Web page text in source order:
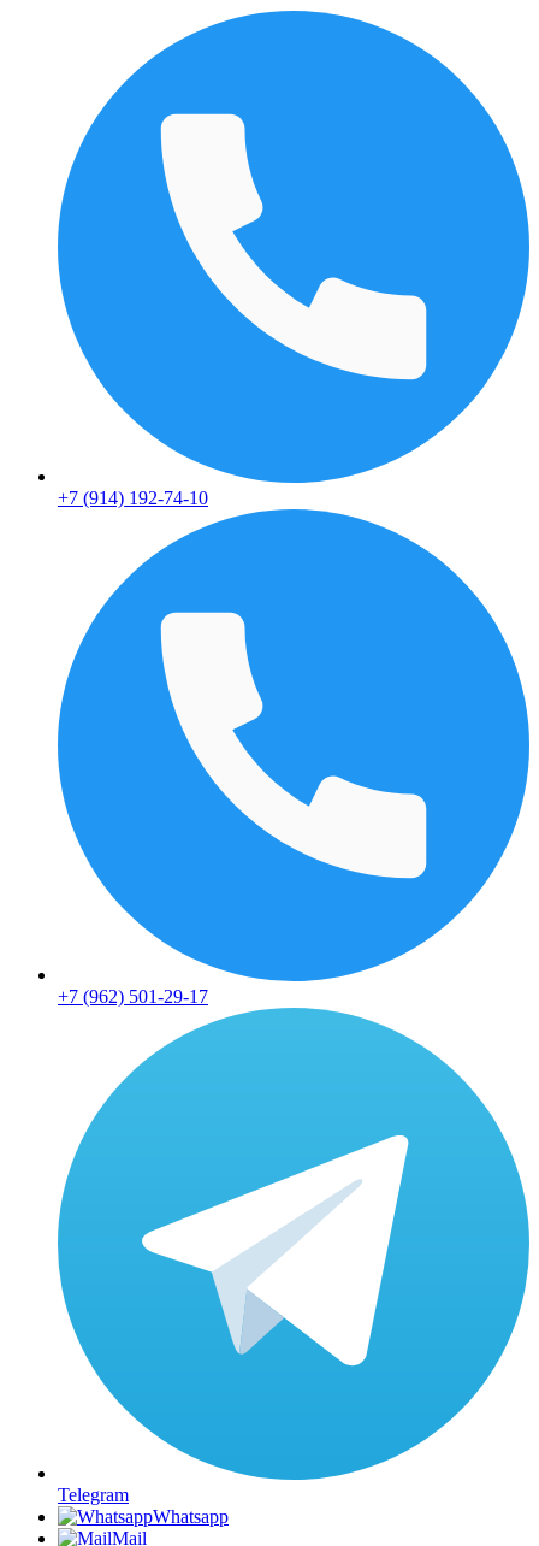
+7 (914) 192-74-10
+7 (962) 501-29-17
Telegram
Whatsapp
Mail